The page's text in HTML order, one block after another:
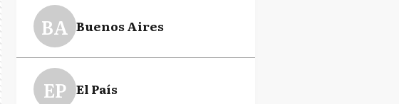
BA Buenos Aires
EP El País